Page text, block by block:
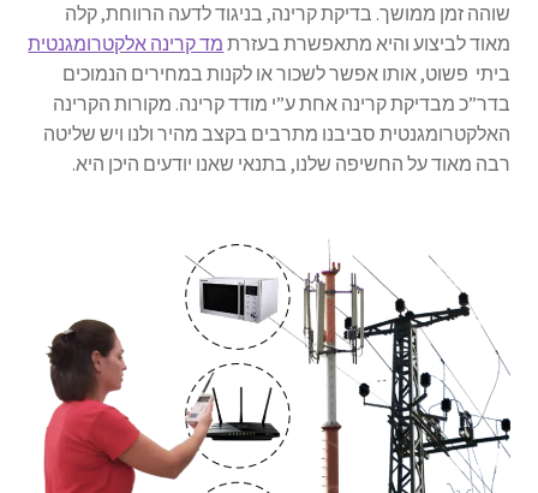
שוהה זמן ממושך. בדיקת קרינה, בניגוד לדעה הרווחת, קלה
מאוד לביצוע והיא מתאפשרת בעזרת מד קרינה אלקטרומגנטית
ביתי פשוט, אותו אפשר לשכור או לקנות במחירים הנמוכים
בדר”כ מבדיקת קרינה אחת ע”י מודד קרינה. מקורות הקרינה
האלקטרומגנטית סביבנו מתרבים בקצב מהיר ולנו ויש שליטה
רבה מאוד על החשיפה שלנו, בתנאי שאנו יודעים היכן היא.